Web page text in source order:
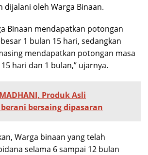
dijalani oleh Warga Binaan.
Binaan mendapatkan potongan
1 bulan 15 hari, sedangkan
mendapatkan potongan masa
hari dan 1 bulan,” ujarnya.
Produk Asli
bersaing dipasaran
Warga binaan yang telah
selama 6 sampai 12 bulan